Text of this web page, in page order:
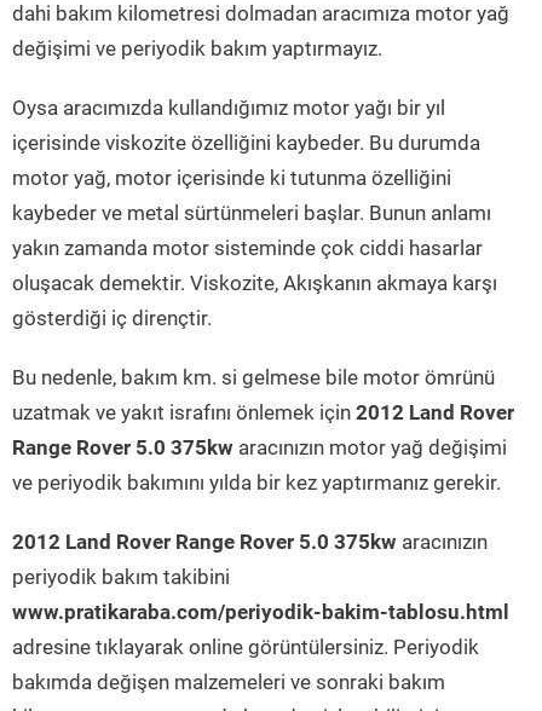
dahi bakım kilometresi dolmadan aracımıza motor yağ
değişimi ve periyodik bakım yaptırmayız.
Oysa aracımızda kullandığımız motor yağı bir yıl
içerisinde viskozite özelliğini kaybeder. Bu durumda
motor yağ, motor içerisinde ki tutunma özelliğini
kaybeder ve metal sürtünmeleri başlar. Bunun anlamı
yakın zamanda motor sisteminde çok ciddi hasarlar
oluşacak demektir. Viskozite, Akışkanın akmaya karşı
gösterdiği iç dirençtir.
Bu nedenle, bakım km. si gelmese bile motor ömrünü
uzatmak ve yakıt israfını önlemek için 2012 Land Rover
Range Rover 5.0 375kw aracınızın motor yağ değişimi
ve periyodik bakımını yılda bir kez yaptırmanız gerekir.
2012 Land Rover Range Rover 5.0 375kw aracınızın
periyodik bakım takibini
www.pratikaraba.com/periyodik-bakim-tablosu.html
adresine tıklayarak online görüntülersiniz. Periyodik
bakımda değişen malzemeleri ve sonraki bakım